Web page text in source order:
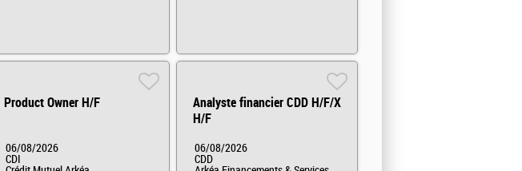
Product Owner H/F
06/08/2026
CDI
Analyste financier CDD H/F/X
H/F
06/08/2026
CDD